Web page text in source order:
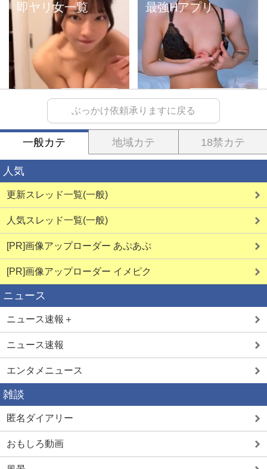
即ヤリ女一覧 最強Hアプリ
詳しく見る
生オナ配信 即会い即ハメ
エログルLIVE
ぶっかけ依頼承りますに戻る
一般カテ 地域カテ 18禁カテ
人気
更新スレッド一覧(一般)
人気スレッド一覧(一般)
[PR]画像アップローダー あぷあぷ
[PR]画像アップローダー イメピク
ニュース
ニュース速報＋
ニュース速報
エンタメニュース
雑談
匿名ダイアリー
おもしろ動画